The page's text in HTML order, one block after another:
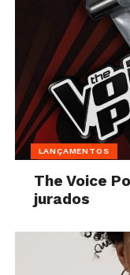
LANÇAMENTOS
The Voice
jurados